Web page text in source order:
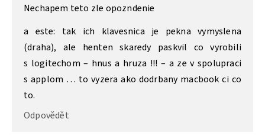
Nechapem teto zle opozndenie
a este: tak ich klavesnica je pekna vymyslena
(draha), ale henten skaredy paskvil co vyrobili
s logitechom – hnus a hruza !!! – a ze v spolupraci
s applom … to vyzera ako dodrbany macbook ci co
to.
Odpovědět